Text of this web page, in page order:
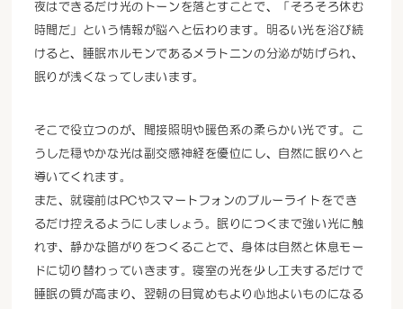
夜はできるだけ光のトーンを落とすことで、「そろそろ休む
時間だ」という情報が脳へと伝わります。明るい光を浴び続
けると、睡眠ホルモンであるメラトニンの分泌が妨げられ、
眠りが浅くなってしまいます。
そこで役立つのが、間接照明や暖色系の柔らかい光です。こ
うした穏やかな光は副交感神経を優位にし、自然に眠りへと
導いてくれます。
また、就寝前はPCやスマートフォンのブルーライトをでき
るだけ控えるようにしましょう。眠りにつくまで強い光に触
れず、静かな暗がりをつくることで、身体は自然と休息モー
ドに切り替わっていきます。寝室の光を少し工夫するだけで
睡眠の質が高まり、翌朝の目覚めもより心地よいものになる